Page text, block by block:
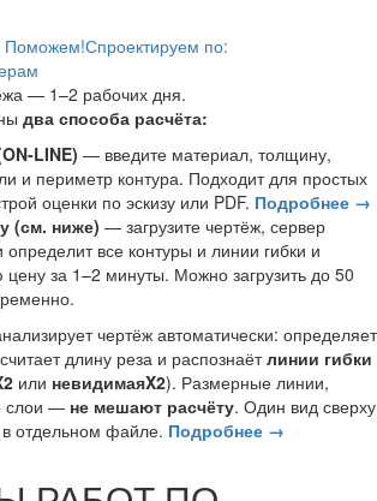
Поможем!Спроектируем по:
— 1–2 рабочих дня.
два способа расчёта:
LINE) — введите материал, толщину,
и периметр контура. Подходит для простых
оценки по эскизу или PDF. Подробнее →
(см. ниже) — загрузите чертёж, сервер
определит все контуры и линии гибки и
цену за 1–2 минуты. Можно загрузить до 50
чертёж автоматически: определяет
длину реза и распознаётлинии гибки
или невидимаяX2). Размерные линии,
слои — не мешают расчёту. Один вид сверху
отдельном файле. Подробнее →